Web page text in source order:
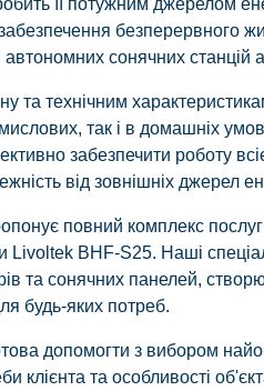
її потужним джерелом
безперервного
сонячних станцій
та технічним
так і в домашніх
забезпечити роботу
від зовнішніх джерел
повний комплекс
Livoltek BHF-S25. Наші
та сонячних панелей,
будь-яких потреб.
допомогти з вибором
клієнта та особливості